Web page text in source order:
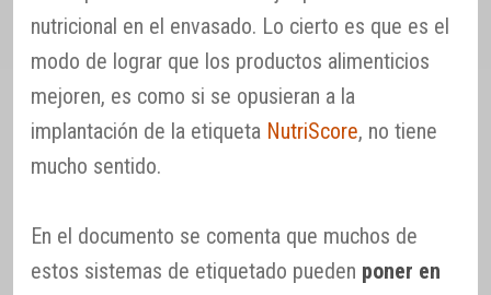
nutricional en el envasado. Lo cierto es que es el
modo de lograr que los productos alimenticios
mejoren, es como si se opusieran a la
implantación de la etiqueta NutriScore, no tiene
mucho sentido.
En el documento se comenta que muchos de
estos sistemas de etiquetado pueden poner en